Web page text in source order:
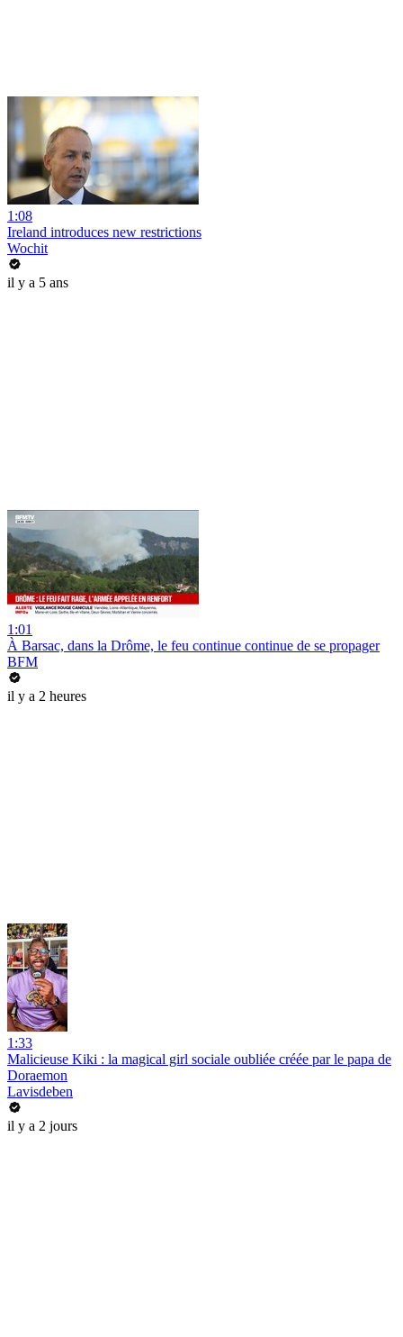
1:08
Ireland introduces new restrictions
Wochit
il y a 5 ans
1:01
À Barsac, dans la Drôme, le feu continue continue de se propager
BFM
il y a 2 heures
1:33
Malicieuse Kiki : la magical girl sociale oubliée créée par le papa de
Doraemon
Lavisdeben
il y a 2 jours